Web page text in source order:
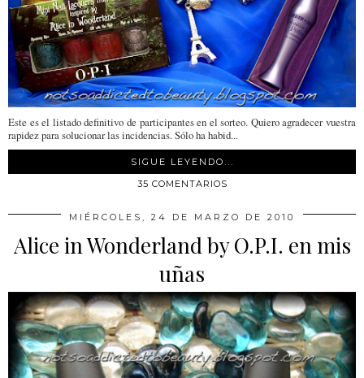
Este es el listado definitivo de participantes en el sorteo. Quiero agradecer vuestra
rapidez para solucionar las incidencias. Sólo ha habid...
SIGUE LEYENDO...
35 COMENTARIOS
MIÉRCOLES, 24 DE MARZO DE 2010
Alice in Wonderland by O.P.I. en mis
uñas